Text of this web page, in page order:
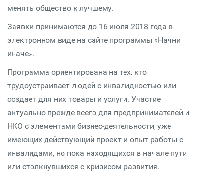
менять общество к лучшему.
Заявки принимаются до 16 июля 2018 года в
электронном виде на сайте программы «Начни
иначе».
Программа ориентирована на тех, кто
трудоустраивает людей с инвалидностью или
создает для них товары и услуги. Участие
актуально прежде всего для предпринимателей и
НКО с элементами бизнес-деятельности, уже
имеющих действующий проект и опыт работы с
инвалидами, но пока находящихся в начале пути
или столкнувшихся с кризисом развития.